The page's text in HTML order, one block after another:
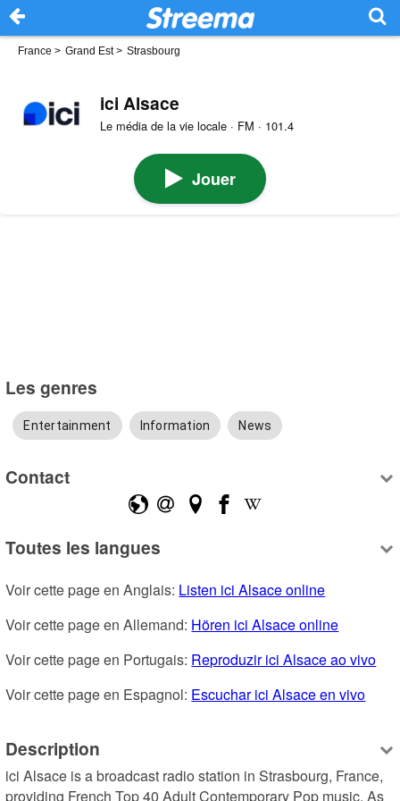
France > Grand Est> Strasbourg
ici Alsace
Le média de la vie locale · FM · 101.4
Jouer
Les genres
Entertainment Information News
Contact
Toutes les langues
Voir cette page en Anglais: Listen ici Alsace online
Voir cette page en Allemand: Hören ici Alsace online
Voir cette page en Portugais: Reproduzir ici Alsace ao vivo
Voir cette page en Espagnol: Escuchar ici Alsace en vivo
Description
ici Alsace is a broadcast radio station in Strasbourg, France,
providing French Top 40 Adult Contemporary Pop music. As